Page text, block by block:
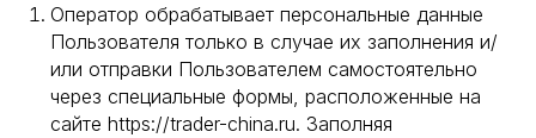
Оператор обрабатывает персональные данные
Пользователя только в случае их заполнения и/
или отправки Пользователем самостоятельно
через специальные формы, расположенные на
сайте https://trader-china.ru. Заполняя